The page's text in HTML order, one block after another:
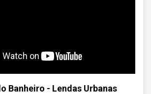
Banheiro - Lendas Urbanas